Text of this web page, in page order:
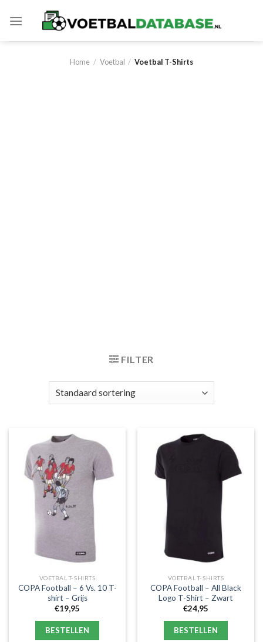
Home / Voetbal / Voetbal T-Shirts
FILTER
VOETBAL T-SHIRTS
COPA Football – 6 Vs. 10 T-
shirt – Grijs
€19,95
BESTELLEN
VOETBAL T-SHIRTS
COPA Football – All Black
Logo T-Shirt – Zwart
€24,95
BESTELLEN